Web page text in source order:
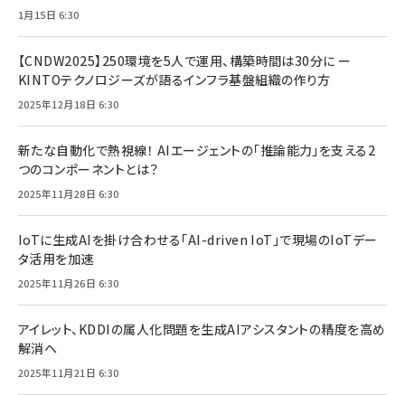
1月15日 6:30
【CNDW2025】250環境を5人で運用、構築時間は30分に ー
KINTOテクノロジーズが語るインフラ基盤組織の作り方
2025年12月18日 6:30
新たな自動化で熱視線！ AIエージェントの「推論能力」を支える2
つのコンポーネントとは？
2025年11月28日 6:30
IoTに生成AIを掛け合わせる「AI-driven IoT」で現場のIoTデー
タ活用を加速
2025年11月26日 6:30
アイレット、KDDIの属人化問題を生成AIアシスタントの精度を高め
解消へ
2025年11月21日 6:30